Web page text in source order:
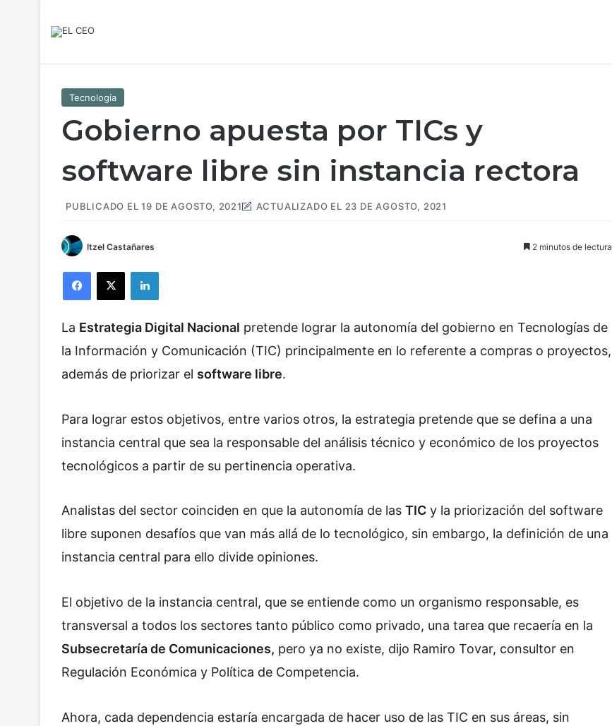
Tecnología
Gobierno apuesta por TICs y
software libre sin instancia rectora
PUBLICADO EL 19 DE AGOSTO, 2021 ACTUALIZADO EL 23 DE AGOSTO, 2021
Itzel Castañares 2 minutos de lectura
La Estrategia Digital Nacional pretende lograr la autonomía del gobierno en Tecnologías de
la Información y Comunicación (TIC) principalmente en lo referente a compras o proyectos,
además de priorizar el software libre.
Para lograr estos objetivos, entre varios otros, la estrategia pretende que se defina a una
instancia central que sea la responsable del análisis técnico y económico de los proyectos
tecnológicos a partir de su pertinencia operativa.
Analistas del sector coinciden en que la autonomía de las TIC y la priorización del software
libre suponen desafíos que van más allá de lo tecnológico, sin embargo, la definición de una
instancia central para ello divide opiniones.
El objetivo de la instancia central, que se entiende como un organismo responsable, es
transversal a todos los sectores tanto público como privado, una tarea que recaería en la
Subsecretaría de Comunicaciones, pero ya no existe, dijo Ramiro Tovar, consultor en
Regulación Económica y Política de Competencia.
Ahora, cada dependencia estaría encargada de hacer uso de las TIC en sus áreas, sin